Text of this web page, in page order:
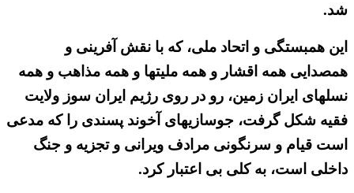
شد.
این همبستگی و اتحاد ملی، که با نقش آفرینی و
همصدایی همه اقشار و همه ملیتها و همه مذاهب و همه
نسلهای ایران زمین، رو در روی رژیم ایران سوز ولایت
فقیه شکل گرفت، جوسازیهای آخوند پسندی را که مدعی
است قیام و سرنگونی مرادف ویرانی و تجزیه و جنگ
داخلی است، به کلی بی اعتبار کرد.